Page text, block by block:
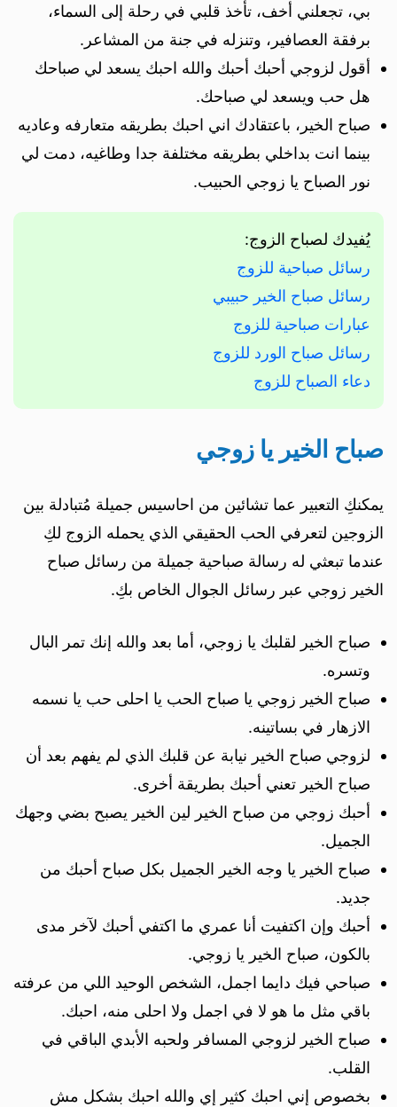
بي، تجعلني أخف، تأخذ قلبي في رحلة إلى السماء،
برفقة العصافير، وتنزله في جنة من المشاعر.
أقول لزوجي أحبك أحبك والله احبك يسعد لي صباحك
هل حب ويسعد لي صباحك.
صباح الخير، باعتقادك اني احبك بطريقه متعارفه وعاديه
بينما انت بداخلي بطريقه مختلفة جدا وطاغيه، دمت لي
نور الصباح يا زوجي الحبيب.
يُفيدك لصباح الزوج:
رسائل صباحية للزوج
رسائل صباح الخير حبيبي
عبارات صباحية للزوج
رسائل صباح الورد للزوج
دعاء الصباح للزوج
صباح الخير يا زوجي
يمكنكِ التعبير عما تشائين من احاسيس جميلة مُتبادلة بين
الزوجين لتعرفي الحب الحقيقي الذي يحمله الزوج لكِ
عندما تبعثي له رسالة صباحية جميلة من رسائل صباح
الخير زوجي عبر رسائل الجوال الخاص بكِ.
صباح الخير لقلبك يا زوجي، أما بعد والله إنك تمر البال
وتسره.
صباح الخير زوجي يا صباح الحب يا احلى حب يا نسمه
الازهار في بساتينه.
لزوجي صباح الخير نيابة عن قلبك الذي لم يفهم بعد أن
صباح الخير تعني أحبك بطريقة أخرى.
أحبك زوجي من صباح الخير لين الخير يصبح بضي وجهك
الجميل.
صباح الخير يا وجه الخير الجميل بكل صباح أحبك من
جديد.
أحبك وإن اكتفيت أنا عمري ما اكتفي أحبك لآخر مدى
بالكون، صباح الخير يا زوجي.
صباحي فيك دايما اجمل، الشخص الوحيد اللي من عرفته
باقي مثل ما هو لا في اجمل ولا احلى منه، احبك.
صباح الخير لزوجي المسافر ولحبه الأبدي الباقي في
القلب.
بخصوص إني احبك كثير إي والله احبك بشكل مش